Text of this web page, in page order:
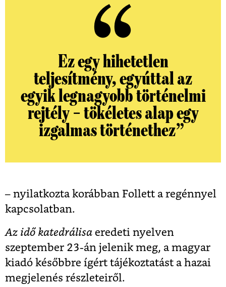
Ez egy hihetetlen
teljesítmény, egyúttal az
egyik legnagyobb történelmi
rejtély – tökéletes alap egy
izgalmas történethez”
– nyilatkozta korábban Follett a regénnyel
kapcsolatban.
Az idő katedrálisa eredeti nyelven
szeptember 23-án jelenik meg, a magyar
kiadó későbbre ígért tájékoztatást a hazai
megjelenés részleteiről.